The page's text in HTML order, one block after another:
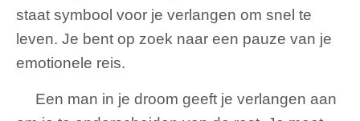
staat symbool voor je verlangen om snel te
leven. Je bent op zoek naar een pauze van je
emotionele reis.
Een man in je droom geeft je verlangen aan